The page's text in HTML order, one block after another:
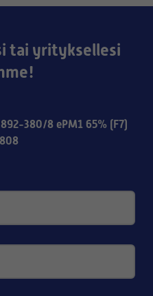
tai yrityksellesi
380/8 ePM1 65% (F7)